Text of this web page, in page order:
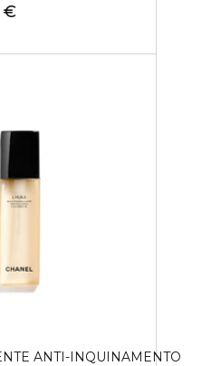
€
ANTI-INQUINAMENTO